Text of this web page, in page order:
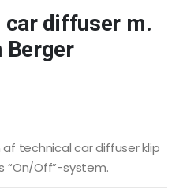
diffuser m.
Berger
technical car diffuser klip
“On/Off”-system.